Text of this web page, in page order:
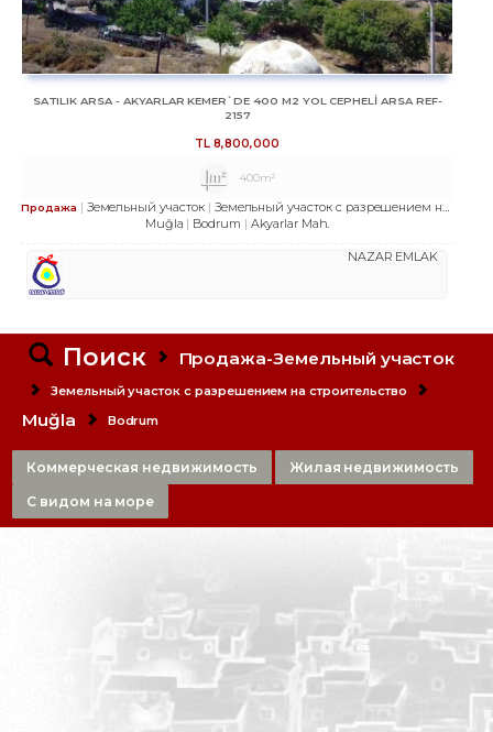
SATILIK ARSA - AKYARLAR KEMER`DE 400 M2 YOL CEPHELİ ARSA REF-
2157
TL 8,800,000
400m²
Продажа Земельный участок
Земельный участок с разрешением на строительство
Muğla
Bodrum Akyarlar Mah.
NAZAR EMLAK
Поиск Продажа-Земельный участок
Земельный участок с разрешением на строительство
Muğla Bodrum
Коммерческая недвижимость Жилая недвижимость
С видом на море